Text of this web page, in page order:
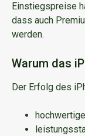
Einstiegspreise
dass auch
werden.
Warum das
Der Erfolg des